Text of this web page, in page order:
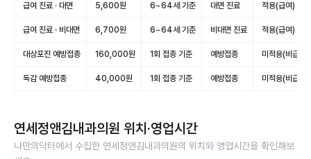
급여 진료 · 대면 5,600원 6~64세 기준 대면 진료 적용(급여)
급여 진료 · 비대면 6,700원 6~64세 기준 비대면 진료 적용(급여)
대상포진 예방접종 160,000원 1회 접종 기준 예방접종 미적용(비급여)
독감 예방접종 40,000원 1회 접종 기준 예방접종 미적용(비급여)
연세정앤김내과의원 위치·영업시간
나만의닥터에서 수집한 연세정앤김내과의원의 위치와 영업시간을 확인해보